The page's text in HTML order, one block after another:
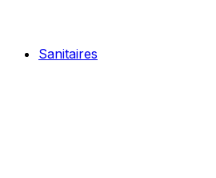
Sanitaires